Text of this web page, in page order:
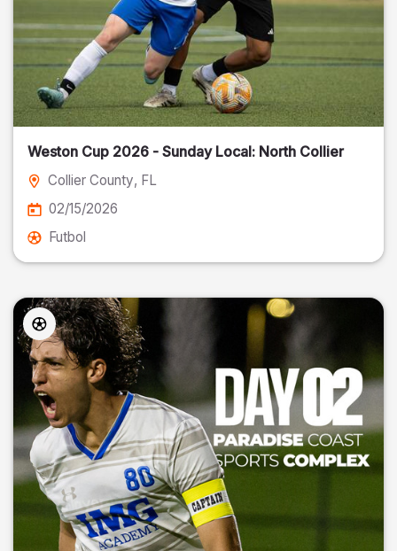
Weston Cup 2026 - Sunday Local: North Collier
Collier County, FL
02/15/2026
Futbol